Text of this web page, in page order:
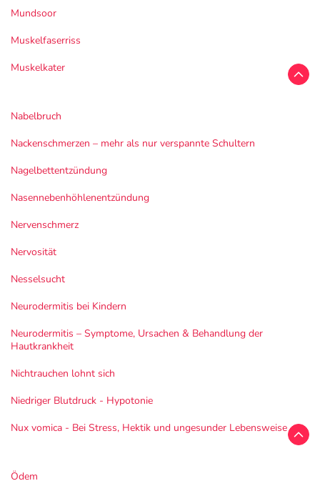
Mundsoor
Muskelfaserriss
Muskelkater
Nabelbruch
Nackenschmerzen – mehr als nur verspannte Schultern
Nagelbettentzündung
Nasennebenhöhlenentzündung
Nervenschmerz
Nervosität
Nesselsucht
Neurodermitis bei Kindern
Neurodermitis – Symptome, Ursachen & Behandlung der
Hautkrankheit
Nichtrauchen lohnt sich
Niedriger Blutdruck - Hypotonie
Nux vomica - Bei Stress, Hektik und ungesunder Lebensweise
Ödem